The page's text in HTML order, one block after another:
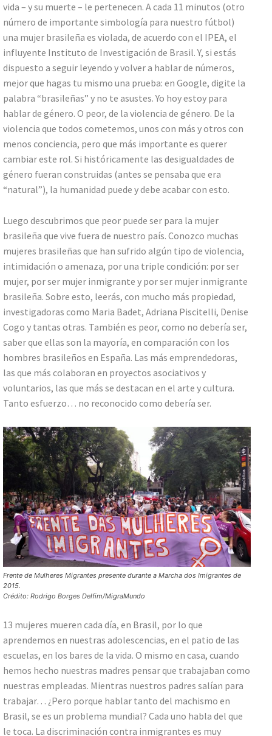
vida – y su muerte – le pertenecen. A cada 11 minutos (otro
número de importante simbología para nuestro fútbol)
una mujer brasileña es violada, de acuerdo con el IPEA, el
influyente Instituto de Investigación de Brasil. Y, si estás
dispuesto a seguir leyendo y volver a hablar de números,
mejor que hagas tu mismo una prueba: en Google, digite la
palabra “brasileñas” y no te asustes. Yo hoy estoy para
hablar de género. O peor, de la violencia de género. De la
violencia que todos cometemos, unos con más y otros con
menos conciencia, pero que más importante es querer
cambiar este rol. Si históricamente las desigualdades de
género fueran construidas (antes se pensaba que era
“natural”), la humanidad puede y debe acabar con esto.
Luego descubrimos que peor puede ser para la mujer
brasileña que vive fuera de nuestro país. Conozco muchas
mujeres brasileñas que han sufrido algún tipo de violencia,
intimidación o amenaza, por una triple condición: por ser
mujer, por ser mujer inmigrante y por ser mujer inmigrante
brasileña. Sobre esto, leerás, con mucho más propiedad,
investigadoras como Maria Badet, Adriana Piscitelli, Denise
Cogo y tantas otras. También es peor, como no debería ser,
saber que ellas son la mayoría, en comparación con los
hombres brasileños en España. Las más emprendedoras,
las que más colaboran en proyectos asociativos y
voluntarios, las que más se destacan en el arte y cultura.
Tanto esfuerzo… no reconocido como debería ser.
Frente de Mulheres Migrantes presente durante a Marcha dos Imigrantes de
2015.
Crédito: Rodrigo Borges Delfim/MigraMundo
13 mujeres mueren cada día, en Brasil, por lo que
aprendemos en nuestras adolescencias, en el patio de las
escuelas, en los bares de la vida. O mismo en casa, cuando
hemos hecho nuestras madres pensar que trabajaban como
nuestras empleadas. Mientras nuestros padres salían para
trabajar… ¿Pero porque hablar tanto del machismo en
Brasil, se es un problema mundial? Cada uno habla del que
le toca. La discriminación contra inmigrantes es muy